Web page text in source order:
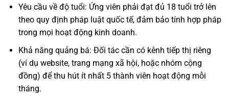
Yêu cầu về độ tuổi: Ứng viên phải đạt đủ 18 tuổi trở lên
theo quy định pháp luật quốc tế, đảm bảo tính hợp pháp
trong mọi hoạt động kinh doanh.
Khả năng quảng bá: Đối tác cần có kênh tiếp thị riêng
(ví dụ website, trang mạng xã hội, hoặc nhóm cộng
đồng) để thu hút ít nhất 5 thành viên hoạt động mỗi
tháng.